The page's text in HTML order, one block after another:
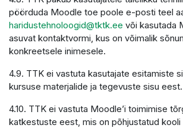
pöörduda Moodle toe poole e-posti teel
haridustehnoloogid@tktk.ee või kasutada
asuvat kontaktvormi, kus on võimalik
konkreetsele inimesele.
4.9. TTK ei vastuta kasutajate esitamiste
kursuse materjalide ja tegevuste sisu eest.
4.10. TTK ei vastuta Moodle’i toimimise
katkestuste eest, mis on põhjustatud kooli